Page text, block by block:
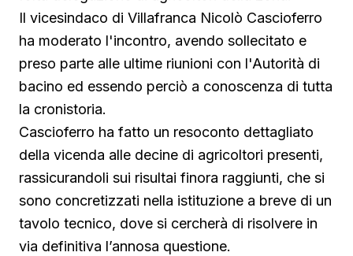
Il vicesindaco di Villafranca Nicolò Cascioferro
ha moderato l'incontro, avendo sollecitato e
preso parte alle ultime riunioni con l'Autorità di
bacino ed essendo perciò a conoscenza di tutta
la cronistoria.
Cascioferro ha fatto un resoconto dettagliato
della vicenda alle decine di agricoltori presenti,
rassicurandoli sui risultai finora raggiunti, che si
sono concretizzati nella istituzione a breve di un
tavolo tecnico, dove si cercherà di risolvere in
via definitiva l’annosa questione.